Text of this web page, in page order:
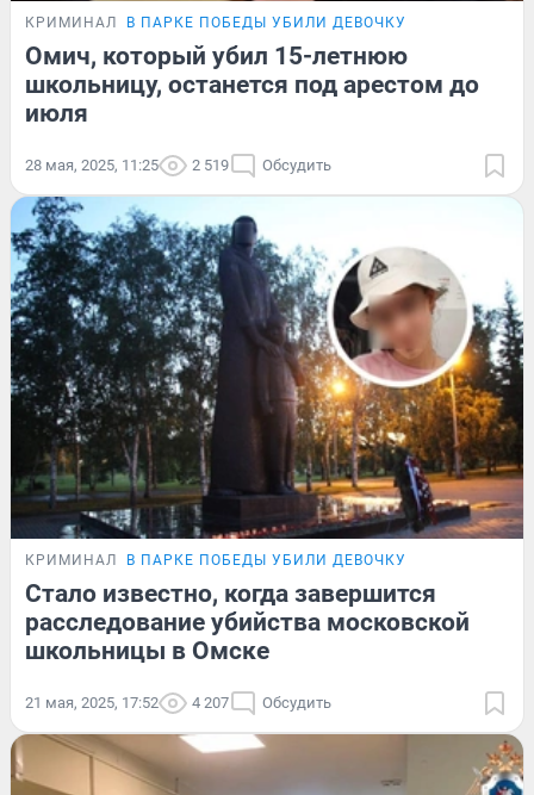
КРИМИНАЛ В ПАРКЕ ПОБЕДЫ УБИЛИ ДЕВОЧКУ
Омич, который убил 15-летнюю
школьницу, останется под арестом до
июля
28 мая, 2025, 11:25 2 519 Обсудить
КРИМИНАЛ В ПАРКЕ ПОБЕДЫ УБИЛИ ДЕВОЧКУ
Стало известно, когда завершится
расследование убийства московской
школьницы в Омске
21 мая, 2025, 17:52 4 207 Обсудить